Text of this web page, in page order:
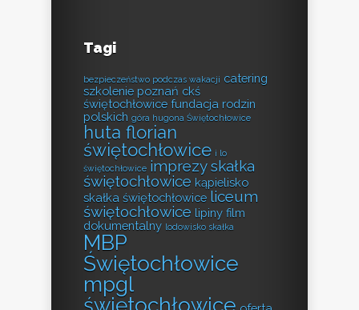
Tagi
bezpieczeństwo podczas wakacji catering
szkolenie poznań ckś
świętochłowice fundacja rodzin
polskich góra hugona Świętochłowice
huta florian
świętochłowice i lo
świętochłowice imprezy skałka
świętochłowice kąpielisko
skałka świętochłowice liceum
świętochłowice lipiny film
dokumentalny lodowisko skałka
MBP
Świętochłowice
mpgl
świętochłowice